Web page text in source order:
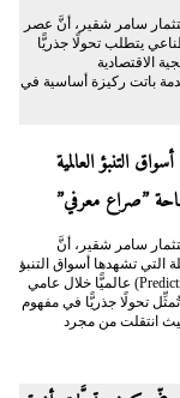
سامر شقير، أنَّ عصر
يتطلب تحولًا جذريًّا
الاقتصادية
باتت ركيزة أساسية في
التنبؤ العالمية
”صراع معرفي”
سامر شقير، أنَّ
التي تشهدها أسواق التنبؤ
(Prediction Markets) عالميًّا خلال عامي
2025 و2026 تُمثِّل تحولًا جذريًّا في مفهوم
انتقلت من مجرد